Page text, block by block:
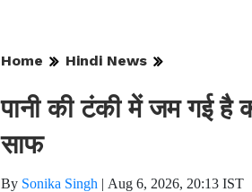
Home Hindi News
पानी की टंकी में जम गई है
साफ
By Sonika Singh | Aug 6, 2026, 20:13 IST